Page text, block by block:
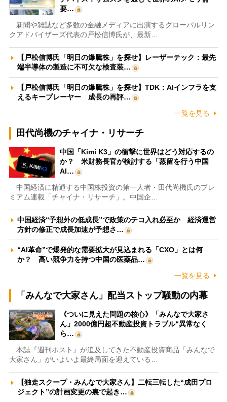
要…
新聞や雑誌など多数の金融メディアに出演するグローバルリン
クアドバイザーズ代表の戸松信博氏が、最新…
【戸松信博氏「明日の爆騰株」を探せ】レーザーテック：最先
端半導体の製造に不可欠な検査装…
【戸松信博氏「明日の爆騰株」を探せ】TDK：AIインフラを支
えるキープレーヤー 成長の再評…
一覧を見る
田代尚機のチャイナ・リサーチ
中国「Kimi K3」の衝撃に世界はどう対応するの
か？ 米財務長官が検討する「蒸留を行う中国
AI…
中国経済に精通する中国株投資の第一人者・田代尚機氏のプレ
ミアム連載「チャイナ・リサーチ」。中国企…
中国経済“予想外の低成長”で政策のテコ入れ必至か 経済運営
方針の修正で成長加速が予想さ…
“AI革命”で爆発的な需要拡大が見込まれる「CXO」とは何
か？ 高い競争力を持つ中国の医薬品…
一覧を見る
「みんなで大家さん」配当ストップ騒動の内幕
《ついに見えた問題の核心》「みんなで大家さ
ん」2000億円超不動産投資トラブル“異常なく
ら…
本誌『週刊ポスト』が追及してきた不動産投資商品「みんなで
大家さん」がいよいよ最終局面を迎えている…
【独走スクープ・みんなで大家さん】二転三転した“成田プロ
ジェクト”の計画変更の裏で起き…